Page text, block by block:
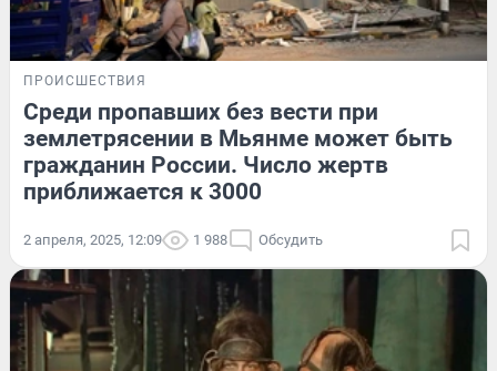
ПРОИСШЕСТВИЯ
Среди пропавших без вести при
землетрясении в Мьянме может быть
гражданин России. Число жертв
приближается к 3000
2 апреля, 2025, 12:09 1 988 Обсудить